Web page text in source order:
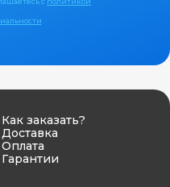
Как заказать?
Доставка
Оплата
Гарантии